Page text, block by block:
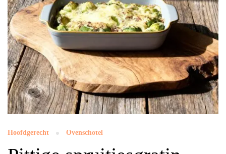
Hoofdgerecht Ovenschotel